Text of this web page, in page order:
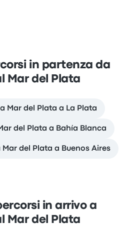
in partenza da
Mar del Plata
Mar del Plata a La Plata
del Plata a Bahía Blanca
del Plata a Buenos Aires
in arrivo a
Mar del Plata